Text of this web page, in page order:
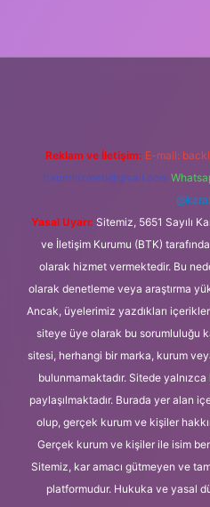
Reklam ve İletişim: E-mail:
forumhizmeti@gmail.com
Yasal Uyarı: Sitemiz, 5651 Sayılı
ve İletişim Kurumu (BTK)
olarak hizmet vermektedir. Bu
olarak denetleme veya araştırma
Ancak, üyelerimiz yazdıkları
siteye üye olarak bu sorumluluğu
sitesi, herhangi bir marka, kurum
bulunmamaktadır. Sitede yalnızca
paylaşılmaktadır. Burada yer alan
olup, gerçek kurum ve kişiler
Gerçek kurum ve kişiler ile isim
Sitemiz, kar amacı gütmeyen ve
platformudur. Hukuka ve yasal